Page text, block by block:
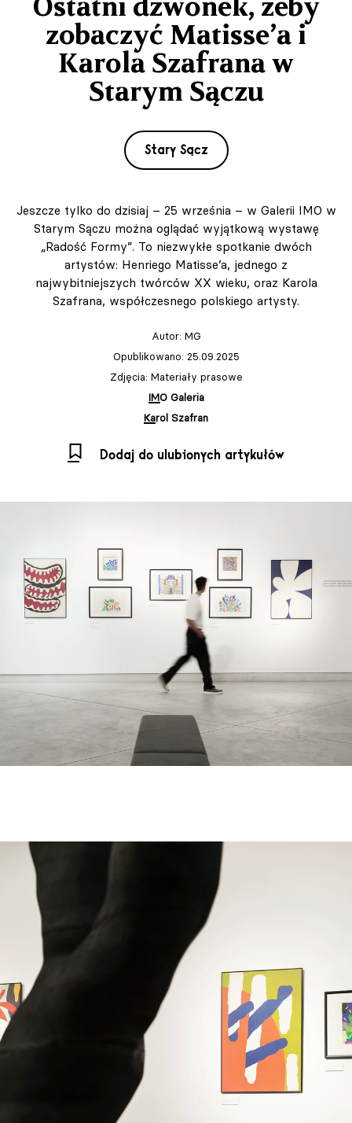
zobaczyć Matisse’a i
Karola Szafrana w
Starym Sączu
Stary Sącz
Jeszcze tylko do dzisiaj – 25 września – w Galerii IMO w
Starym Sączu można oglądać wyjątkową wystawę
„Radość Formy”. To niezwykłe spotkanie dwóch
artystów: Henriego Matisse’a, jednego z
najwybitniejszych twórców XX wieku, oraz Karola
Szafrana, współczesnego polskiego artysty.
Autor: MG
Opublikowano: 25.09.2025
Zdjęcia: Materiały prasowe
IMO Galeria
Karol Szafran
Dodaj do ulubionych artykułów